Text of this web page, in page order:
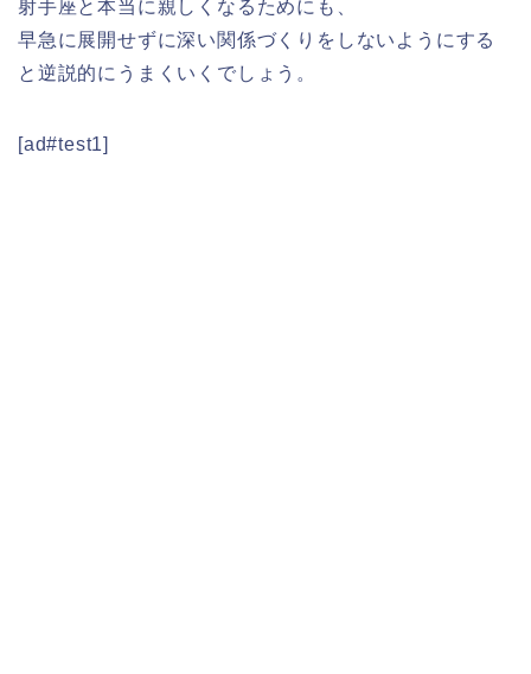
射手座と本当に親しくなるためにも、
早急に展開せずに深い関係づくりをしないようにする
と逆説的にうまくいくでしょう。
[ad#test1]